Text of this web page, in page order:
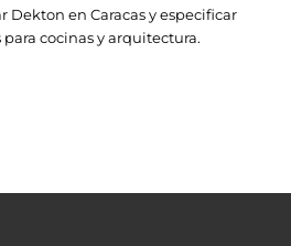
Dekton en Caracas y especificar
cocinas y arquitectura.